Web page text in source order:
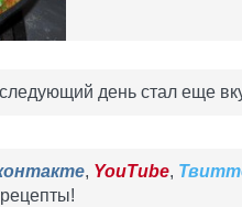
день стал еще
, YouTube,